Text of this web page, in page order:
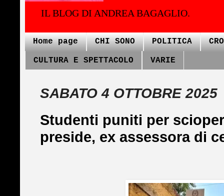
IL BLOG DI ANDREA BAGAGLIO.
Home page CHI SONO POLITICA
CULTURA E SPETTACOLO VARIE
SABATO 4 OTTOBRE 2025
Studenti puniti per
preside, ex assessora di